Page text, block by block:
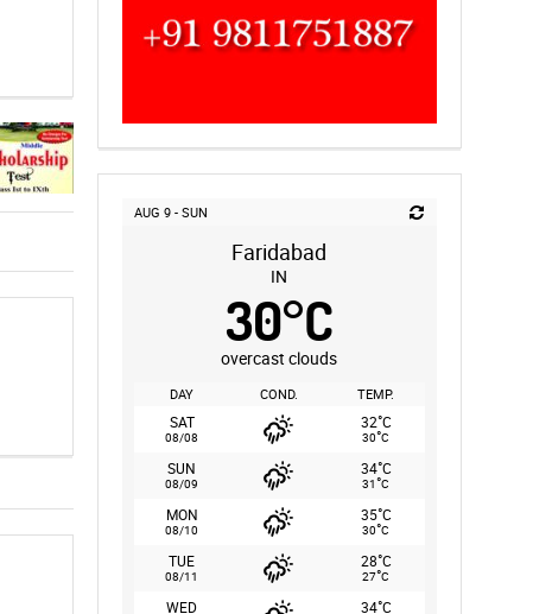
AUG 9 - SUN
Faridabad
IN
30°C
overcast clouds
DAY COND. TEMP.
SAT
08/08
32°C
30°C
SUN
08/09
34°C
31°C
MON
08/10
35°C
30°C
TUE
08/11
28°C
27°C
WED 34°C